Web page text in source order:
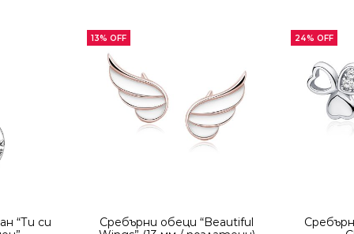
“Ти си
13% OFF
Сребърни обеци “Beautiful
24% OFF